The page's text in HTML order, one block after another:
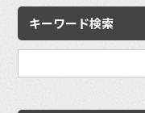
キーワード検索